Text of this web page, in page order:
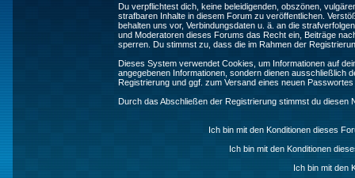
Du verpflichtest dich, keine beleidigenden, obszönen,
strafbaren Inhalte in diesem Forum zu veröffentlichen.
behalten uns vor, Verbindungsdaten u. ä. an die
und Moderatoren dieses Forums das Recht ein, Beiträge
sperren. Du stimmst zu, dass die im Rahmen der
Dieses System verwendet Cookies, um Informationen auf
angegebenen Informationen, sondern dienen ausschließlich
Registrierung und ggf. zum Versand eines neuen
Durch das Abschließen der Registrierung stimmst du diesen
Ich bin mit den Konditionen dieses
Ich bin mit den Konditionen
Ich bin mit den